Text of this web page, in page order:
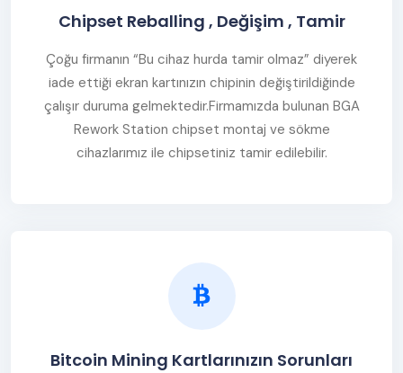
Chipset Reballing , Değişim , Tamir
Çoğu firmanın “Bu cihaz hurda tamir olmaz” diyerek
iade ettiği ekran kartınızın chipinin değiştirildiğinde
çalışır duruma gelmektedir.Firmamızda bulunan BGA
Rework Station chipset montaj ve sökme
cihazlarımız ile chipsetiniz tamir edilebilir.
Bitcoin Mining Kartlarınızın Sorunları